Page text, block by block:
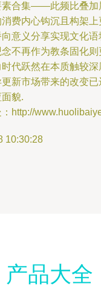
素合集——此频比叠加
费内心钩沉且构架
意义分享实现文化
不再作为教条固化
代跃然在本质触较
新市场带来的改变
貌.
http://
10:30:28
产品大全